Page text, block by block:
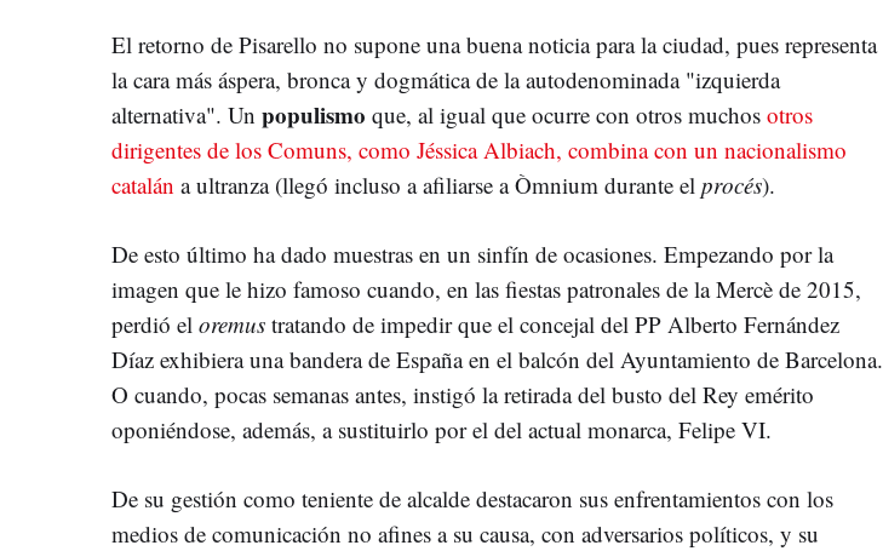
El retorno de Pisarello no supone una buena noticia para la ciudad, pues representa
la cara más áspera, bronca y dogmática de la autodenominada "izquierda
alternativa". Un populismo que, al igual que ocurre con otros muchos otros
dirigentes de los Comuns, como Jéssica Albiach, combina con un nacionalismo
catalán a ultranza (llegó incluso a afiliarse a Òmnium durante el procés).
De esto último ha dado muestras en un sinfín de ocasiones. Empezando por la
imagen que le hizo famoso cuando, en las fiestas patronales de la Mercè de 2015,
perdió el oremus tratando de impedir que el concejal del PP Alberto Fernández
Díaz exhibiera una bandera de España en el balcón del Ayuntamiento de Barcelona.
O cuando, pocas semanas antes, instigó la retirada del busto del Rey emérito
oponiéndose, además, a sustituirlo por el del actual monarca, Felipe VI.
De su gestión como teniente de alcalde destacaron sus enfrentamientos con los
medios de comunicación no afines a su causa, con adversarios políticos, y su